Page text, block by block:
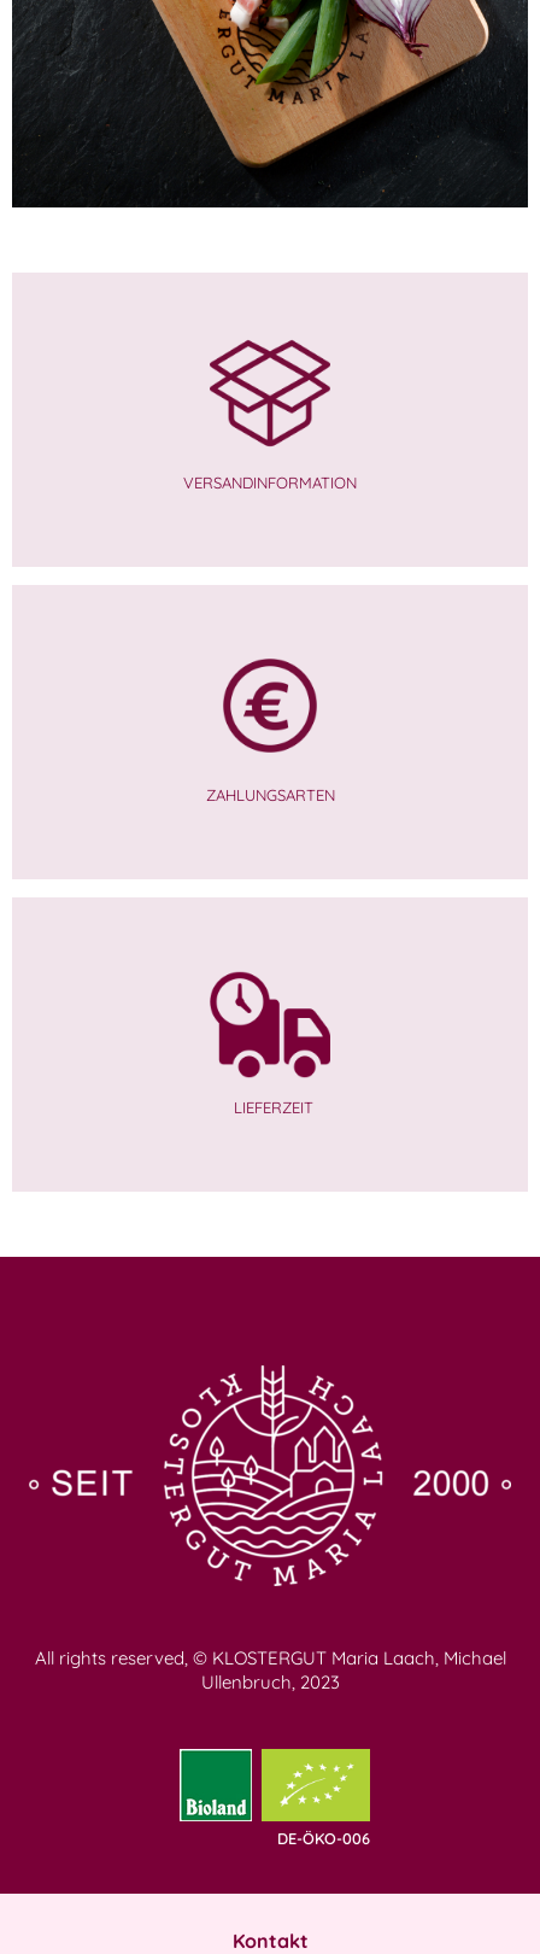
5,25
VERSANDINFORMATION
ZAHLUNGSARTEN
LIEFERZEIT
All rights reserved, © KLOSTERGUT Maria Laach, Michael
Ullenbruch, 2023
DE-ÖKO-006
Kontakt